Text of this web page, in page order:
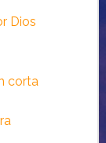
Dios
corta